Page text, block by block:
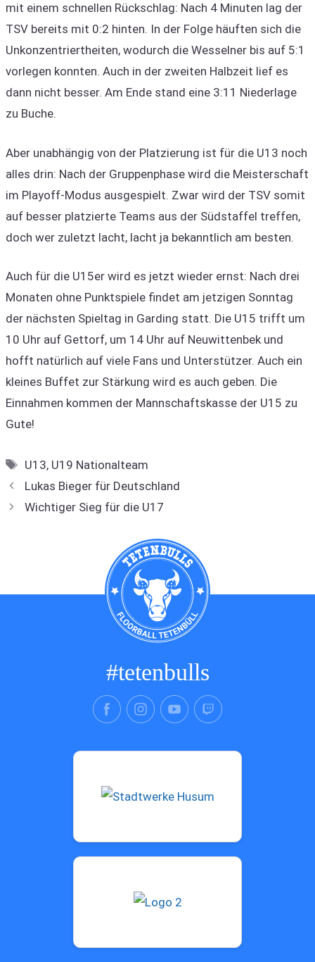
mit einem schnellen Rückschlag: Nach 4 Minuten lag der
TSV bereits mit 0:2 hinten. In der Folge häuften sich die
Unkonzentriertheiten, wodurch die Wesselner bis auf 5:1
vorlegen konnten. Auch in der zweiten Halbzeit lief es
dann nicht besser. Am Ende stand eine 3:11 Niederlage
zu Buche.
Aber unabhängig von der Platzierung ist für die U13 noch
alles drin: Nach der Gruppenphase wird die Meisterschaft
im Playoff-Modus ausgespielt. Zwar wird der TSV somit
auf besser platzierte Teams aus der Südstaffel treffen,
doch wer zuletzt lacht, lacht ja bekanntlich am besten.
Auch für die U15er wird es jetzt wieder ernst: Nach drei
Monaten ohne Punktspiele findet am jetzigen Sonntag
der nächsten Spieltag in Garding statt. Die U15 trifft um
10 Uhr auf Gettorf, um 14 Uhr auf Neuwittenbek und
hofft natürlich auf viele Fans und Unterstützer. Auch ein
kleines Buffet zur Stärkung wird es auch geben. Die
Einnahmen kommen der Mannschaftskasse der U15 zu
Gute!
Schlagwörter
U13, U19 Nationalteam
Lukas Bieger für Deutschland
Wichtiger Sieg für die U17
#tetenbulls